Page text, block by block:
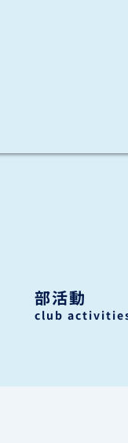
部活動
club